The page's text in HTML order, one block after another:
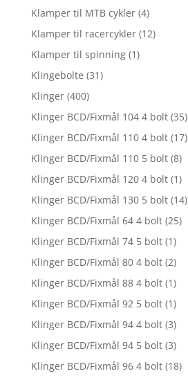
Klamper til MTB cykler (4)
Klamper til racercykler (12)
Klamper til spinning (1)
Klingebolte (31)
Klinger (400)
Klinger BCD/Fixmål 104 4 bolt (35)
Klinger BCD/Fixmål 110 4 bolt (17)
Klinger BCD/Fixmål 110 5 bolt (8)
Klinger BCD/Fixmål 120 4 bolt (1)
Klinger BCD/Fixmål 130 5 bolt (14)
Klinger BCD/Fixmål 64 4 bolt (25)
Klinger BCD/Fixmål 74 5 bolt (1)
Klinger BCD/Fixmål 80 4 bolt (2)
Klinger BCD/Fixmål 88 4 bolt (1)
Klinger BCD/Fixmål 92 5 bolt (1)
Klinger BCD/Fixmål 94 4 bolt (3)
Klinger BCD/Fixmål 94 5 bolt (3)
Klinger BCD/Fixmål 96 4 bolt (18)